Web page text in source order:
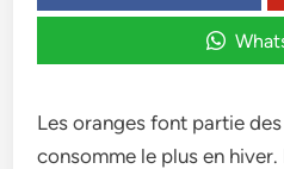
Les oranges font partie
consomme le plus en